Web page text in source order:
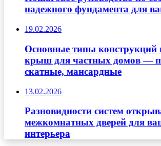
надежного фундамента для
19.02.2026
Основные типы
крыш для частных домов —
скатные, мансардные
13.02.2026
Разновидности систем
межкомнатных дверей для
интерьера